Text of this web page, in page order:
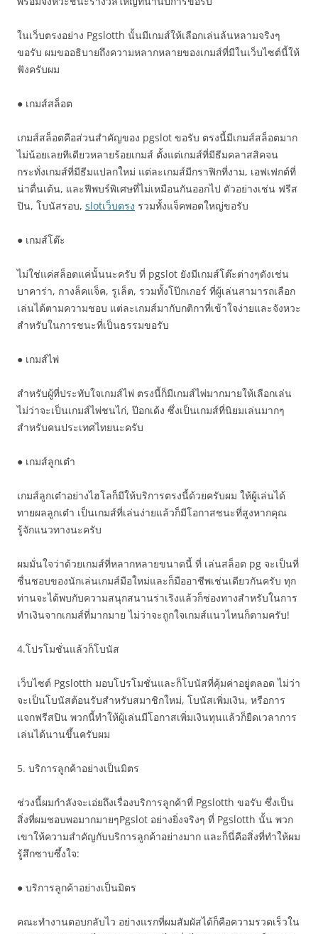
ในเว็บตรงอย่าง Pgslotth นั้นมีเกมส์ให้เลือกเล่นล้นหลามจริงๆ
ขอรับ ผมขออธิบายถึงความหลากหลายของเกมส์ที่มีในเว็บไซต์นี้ให้
ฟังครับผม
● เกมส์สล็อต
เกมส์สล็อตคือส่วนสำคัญของ pgslot ขอรับ ตรงนี้มีเกมส์สล็อตมาก
ไม่น้อยเลยทีเดียวหลายร้อยเกมส์ ตั้งแต่เกมส์ที่มีธีมคลาสสิคจน
กระทั่งเกมส์ที่มีธีมแปลกใหม่ แต่ละเกมส์มีกราฟิกที่งาม, เอฟเฟกต์ที่
น่าตื่นเต้น, และฟีพบร์พิเศษที่ไม่เหมือนกันออกไป ตัวอย่างเช่น ฟรีส
ปิน, โบนัสรอบ, slotเว็บตรง รวมทั้งแจ็คพอตใหญ่ขอรับ
● เกมส์โต๊ะ
ไม่ใช่แค่สล็อตแค่นั้นนะครับ ที่ pgslot ยังมีเกมส์โต๊ะต่างๆดังเช่น
บาคาร่า, กางล็คแจ็ค, รูเล็ต, รวมทั้งโป๊กเกอร์ ที่ผู้เล่นสามารถเลือก
เล่นได้ตามความชอบ แต่ละเกมส์มากับกติกาที่เข้าใจง่ายและจังหวะ
สำหรับในการชนะที่เป็นธรรมขอรับ
● เกมส์ไพ่
สำหรับผู้ที่ประทับใจเกมส์ไพ่ ตรงนี้ก็มีเกมส์ไพ่มากมายให้เลือกเล่น
ไม่ว่าจะเป็นเกมส์ไพ่ชนไก่, ป๊อกเด้ง ซึ่งเป็นเกมส์ที่นิยมเล่นมากๆ
สำหรับคนประเทศไทยนะครับ
● เกมส์ลูกเต๋า
เกมส์ลูกเต๋าอย่างไฮโลก็มีให้บริการตรงนี้ด้วยครับผม ให้ผู้เล่นได้
ทายผลลูกเต๋า เป็นเกมส์ที่เล่นง่ายแล้วก็มีโอกาสชนะที่สูงหากคุณ
รู้จักแนวทางนะครับ
ผมมั่นใจว่าด้วยเกมส์ที่หลากหลายขนาดนี้ ที่ เล่นสล็อต pg จะเป็นที่
ชื่นชอบของนักเล่นเกมส์มือใหม่และก็มืออาชีพเช่นเดียวกันครับ ทุก
ท่านจะได้พบกับความสนุกสนานร่าเริงแล้วก็ช่องทางสำหรับในการ
ทำเงินจากเกมส์ที่มากมาย ไม่ว่าจะถูกใจเกมส์แนวไหนก็ตามครับ!
4.โปรโมชั่นแล้วก็โบนัส
เว็บไซต์ Pgslotth มอบโปรโมชั่นและก็โบนัสที่คุ้มค่าอยู่ตลอด ไม่ว่า
จะเป็นโบนัสต้อนรับสำหรับสมาชิกใหม่, โบนัสเพิ่มเงิน, หรือการ
แจกฟรีสปิน พวกนี้ทำให้ผู้เล่นมีโอกาสเพิ่มเงินทุนแล้วก็ยืดเวลาการ
เล่นได้นานขึ้นครับผม
5. บริการลูกค้าอย่างเป็นมิตร
ช่วงนี้ผมกำลังจะเอ่ยถึงเรื่องบริการลูกค้าที่ Pgslotth ขอรับ ซึ่งเป็น
สิ่งที่ผมชอบพอมากมายๆPgslot อย่างยิ่งจริงๆ ที่ Pgslotth นั้น พวก
เขาให้ความสำคัญกับบริการลูกค้าอย่างมาก และก็นี่คือสิ่งที่ทำให้ผม
รู้สึกซาบซึ้งใจ:
● บริการลูกค้าอย่างเป็นมิตร
คณะทำงานตอบกลับไว อย่างแรกที่ผมสัมผัสได้ก็คือความรวดเร็วใน